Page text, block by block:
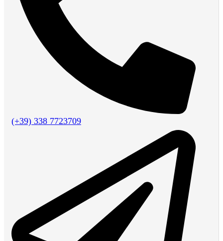
(+39) 338 7723709